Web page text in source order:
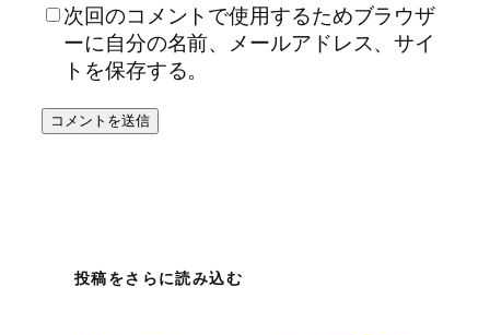
次回のコメントで使用するためブラウザ
ーに自分の名前、メールアドレス、サイ
トを保存する。
投稿をさらに読み込む